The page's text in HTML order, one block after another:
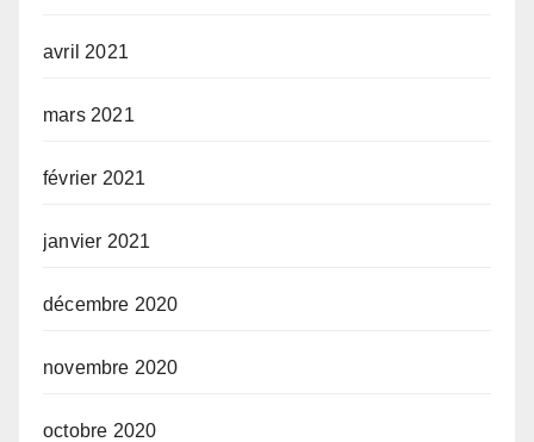
avril 2021
mars 2021
février 2021
janvier 2021
décembre 2020
novembre 2020
octobre 2020